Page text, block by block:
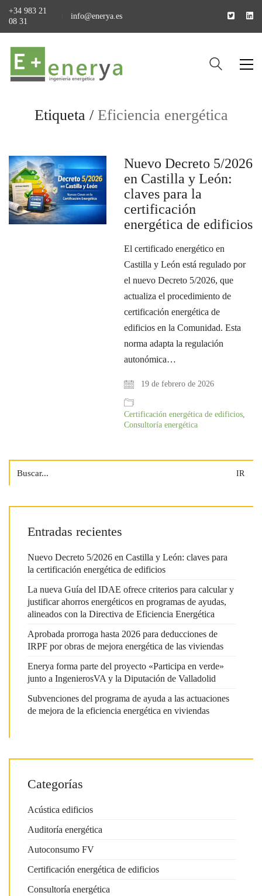
+34 983 21
08 31
info@enerya.es
Etiqueta / Eficiencia energética
Nuevo Decreto 5/2026
en Castilla y León:
claves para la
certificación
energética de edificios
El certificado energético en
Castilla y León está regulado por
el nuevo Decreto 5/2026, que
actualiza el procedimiento de
certificación energética de
edificios en la Comunidad. Esta
norma adapta la regulación
autonómica…
19 de febrero de 2026
Certificación energética de edificios,
Consultoría energética
for:
Entradas recientes
Nuevo Decreto 5/2026 en Castilla y León: claves para
la certificación energética de edificios
La nueva Guía del IDAE ofrece criterios para calcular y
justificar ahorros energéticos en programas de ayudas,
alineados con la Directiva de Eficiencia Energética
Aprobada prorroga hasta 2026 para deducciones de
IRPF por obras de mejora energética de las viviendas
Enerya forma parte del proyecto «Participa en verde»
junto a IngenierosVA y la Diputación de Valladolid
Subvenciones del programa de ayuda a las actuaciones
de mejora de la eficiencia energética en viviendas
Categorías
Acústica edificios
Auditoría energética
Autoconsumo FV
Certificación energética de edificios
Consultoría energética